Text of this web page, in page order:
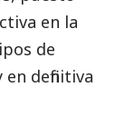
en la
de
definitiva